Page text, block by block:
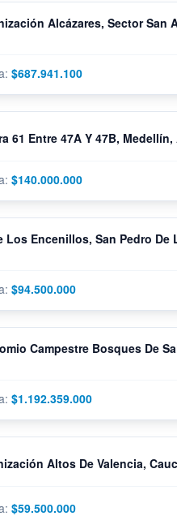
$687.941.100
Alcázares, Sector San
$140.000.000
61 Entre 47A Y 47B,
$94.500.000
Los Encenillos, San Pedro De
$1.192.359.000
Campestre Bosques De
$59.500.000
Altos De Valencia,